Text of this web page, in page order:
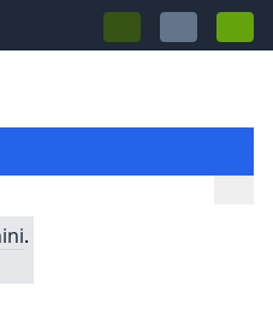
.